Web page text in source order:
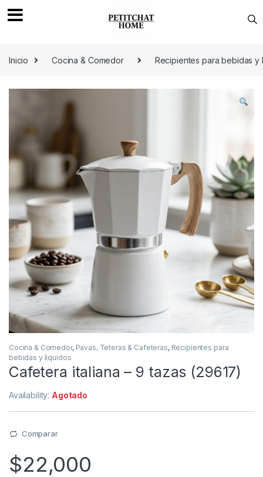
Inicio
Cocina & Comedor Recipientes para bebidas y
Cocina & Comedor, Pavas, Teteras & Cafeteras, Recipientes para
bebidas y líquidos
Cafetera italiana – 9 tazas (29617)
Availability: Agotado
Comparar
$22,000